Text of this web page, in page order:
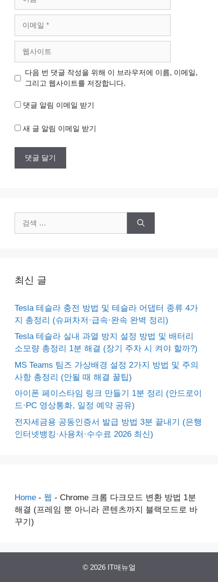
일
트
다음 번 댓글 작성을 위해 이 브라우저에 이름, 이메일,
그리고 웹사이트를 저장합니다.
댓글 알림 이메일 받기
새 글 알림 이메일 받기
색:
최신 글
Tesla 테슬라 충전 방법 및 테슬라 어댑터 종류 4가
지 총정리 (슈퍼차저·급속·완속 완벽 정리)
Tesla 테슬라 실내 과열 방지 설정 방법 및 배터리
소모량 총정리 1분 해결 (장기 주차 시 켜야 할까?)
MS Teams 팀즈 가상배경 설정 2가지 방법 및 주의
사항 총정리 (안될 때 해결 꿀팁)
아이폰 페이스타임 링크 만들기 1분 정리 (안드로이
드·PC 영상통화, 일정 예약 공유)
전자세금용 공동인증서 발급 방법 3분 끝내기 (은행
인터넷뱅킹·사용처·수수료 2026 최신)
Home - 웹 - Chrome 크롬 다크모드 변환 방법 1분
해결 (프레임 뿐 아니라 콘텐츠까지 블랙모드로 바
꾸기)
© 2026 IT매뉴얼